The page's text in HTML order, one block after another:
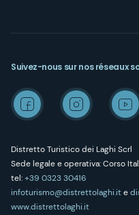
Distretto Turistico dei Laghi Scrl
Sede legale e operativa: Corso
tel:+39 0323 30416
infoturismo@distrettolaghi.ite
www.distrettolaghi.it
Suivez-nous sur nos réseaux